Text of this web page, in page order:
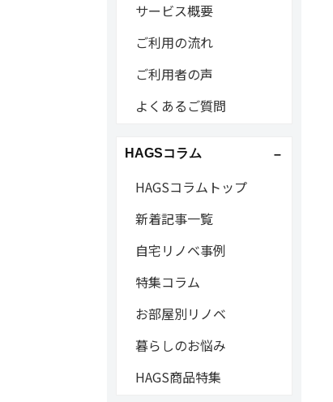
サービス概要
ご利用の流れ
ご利用者の声
よくあるご質問
HAGSコラム
HAGSコラムトップ
新着記事一覧
自宅リノベ事例
特集コラム
お部屋別リノベ
暮らしのお悩み
HAGS商品特集